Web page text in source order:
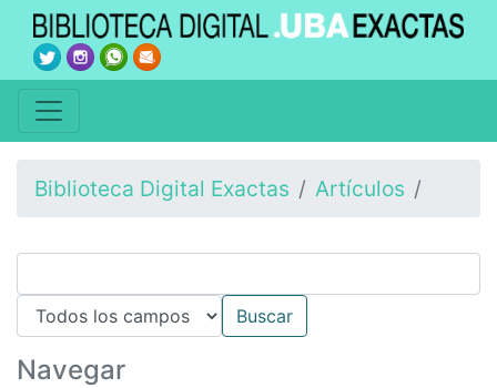
Biblioteca Digital Exactas Artículos
Navegar